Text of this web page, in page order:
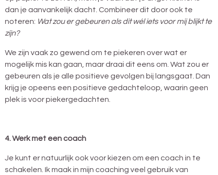
dan je aanvankelijk dacht. Combineer dit door ook te
noteren: Wat zou er gebeuren als dit wél iets voor mij blijkt te
zijn?
We zijn vaak zo gewend om te piekeren over wat er
mogelijk mis kan gaan, maar draai dit eens om. Wat zou er
gebeuren als je alle positieve gevolgen bij langsgaat. Dan
krijg je opeens een positieve gedachteloop, waarin geen
plek is voor piekergedachten.
4. Werk met een coach
Je kunt er natuurlijk ook voor kiezen om een coach in te
schakelen. Ik maak in mijn coaching veel gebruik van